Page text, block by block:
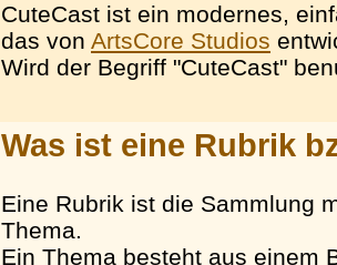
CuteCast ist ein modernes,
das von ArtsCore Studios
Wird der Begriff "CuteCast"
Was ist eine Rubrik
Eine Rubrik ist die Sammlung
Thema.
Ein Thema besteht aus einem